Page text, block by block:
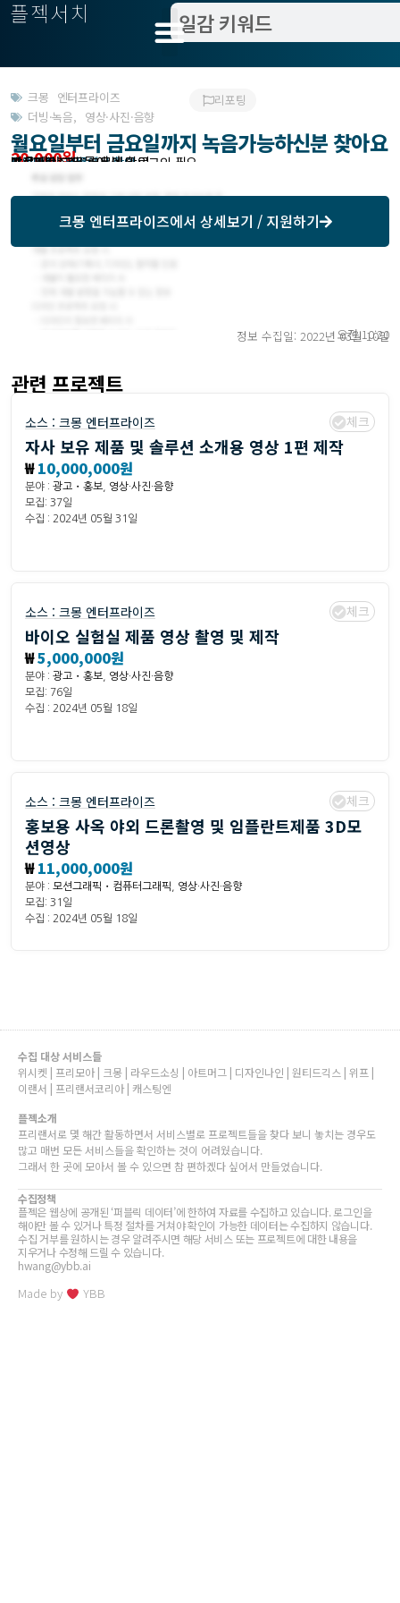
플젝서치
크몽 엔터프라이즈
더빙·녹음, 영상·사진·음향
리포팅
월요일부터 금요일까지 녹음가능하신분 찾아요
20,000원
작업방식 : 외주
모집기한 : 크몽에서 확인
예상기간 : 1일
프로젝트조회 : 크몽에서 로그인 필요
받은제안 : 크몽에서 확인
크몽 엔터프라이즈에서 상세보기 / 지원하기
정보 수집일: 2022년 03월 10일
오전 10:20
관련 프로젝트
소스 : 크몽 엔터프라이즈 체크
자사 보유 제품 및 솔루션 소개용 영상 1편 제작
₩10,000,000원
분야 : 광고・홍보
영상·사진·음향
모집: 37일
수집 : 2024년 05월 31일
소스 : 크몽 엔터프라이즈 체크
바이오 실험실 제품 영상 촬영 및 제작
₩5,000,000원
분야 : 광고・홍보
영상·사진·음향
모집: 76일
수집 : 2024년 05월 18일
소스 : 크몽 엔터프라이즈 체크
홍보용 사옥 야외 드론촬영 및 임플란트제품 3D모
션영상
₩11,000,000원
분야 : 모션그래픽・컴퓨터그래픽
영상·사진·음향
모집: 31일
수집 : 2024년 05월 18일
수집 대상 서비스들
위시켓 | 프리모아 | 크몽 | 라우드소싱 | 아트머그 | 디자인나인 | 원티드긱스 | 위프 |
이랜서 | 프리랜서코리아 | 캐스팅엔
플젝소개
프리랜서로 몇 해간 활동하면서 서비스별로 프로젝트들을 찾다 보니 놓치는 경우도
많고 매번 모든 서비스들을 확인하는 것이 어려웠습니다.
그래서 한 곳에 모아서 볼 수 있으면 참 편하겠다 싶어서 만들었습니다.
수집정책
플젝은 웹상에 공개된 ‘퍼블릭 데이터’에 한하여 자료를 수집하고 있습니다. 로그인을
해야만 볼 수 있거나 특정 절차를 거쳐야 확인이 가능한 데이터는 수집하지 않습니다.
수집 거부를 원하시는 경우 알려주시면 해당 서비스 또는 프로젝트에 대한 내용을
지우거나 수정해 드릴 수 있습니다.
hwang@ybb.ai
Made by YBB